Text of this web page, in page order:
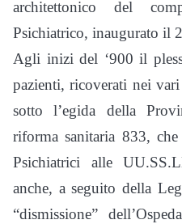
architettonico del
Psichiatrico, inaugurato il
Agli inizi del ‘900 il
pazienti, ricoverati nei
sotto l’egida della
riforma sanitaria 833,
Psichiatrici alle
anche, a seguito della
“dismissione”